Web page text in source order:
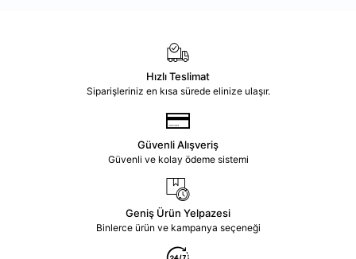
Hızlı Teslimat
Siparişleriniz en kısa sürede elinize ulaşır.
Güvenli Alışveriş
Güvenli ve kolay ödeme sistemi
Geniş Ürün Yelpazesi
Binlerce ürün ve kampanya seçeneği